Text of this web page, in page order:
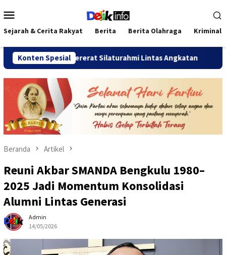
ke
kontenMobile
Sejarah & Cerita Rakyat Berita Berita Olahraga Kriminal
Konten Spesial
2026 Pererat Silaturahmi Lintas Angkatan Jalan
Beranda Artikel
Reuni Akbar SMANDA Bengkulu 1980–
2025 Jadi Momentum Konsolidasi
Alumni Lintas Generasi
Admin
14/05/2026